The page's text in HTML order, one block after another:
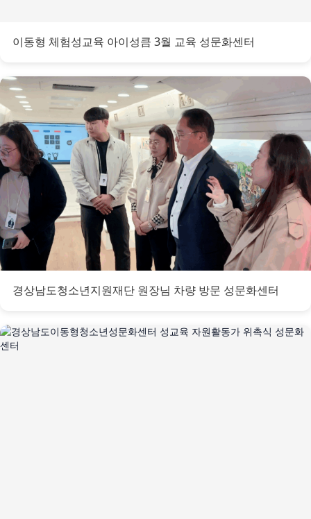
이동형 체험성교육 아이성큼 3월 교육 성문화센터
경상남도청소년지원재단 원장님 차량 방문 성문화센터